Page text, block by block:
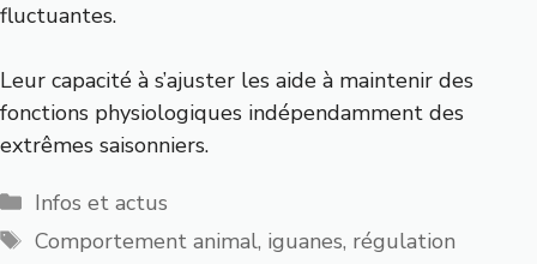
fluctuantes.
Leur capacité à s’ajuster les aide à maintenir des
fonctions physiologiques indépendamment des
extrêmes saisonniers.
Catégories
Infos et actus
Étiquettes
Comportement animal, iguanes, régulation